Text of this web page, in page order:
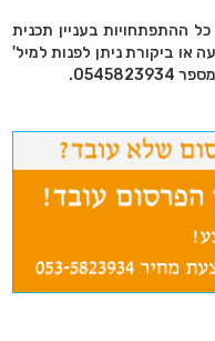
ההתפתחויות בעניין תכנית
או ביקורת ניתן לפנות למיל'